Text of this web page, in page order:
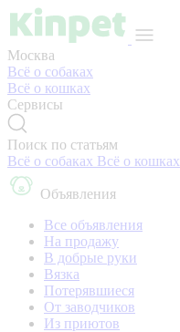
Москва
Всё о собаках
Всё о кошках
Сервисы
Поиск по статьям
Всё о собаках Всё о кошках
Объявления
Все объявления
На продажу
В добрые руки
Вязка
Потерявшиеся
От заводчиков
Из приютов